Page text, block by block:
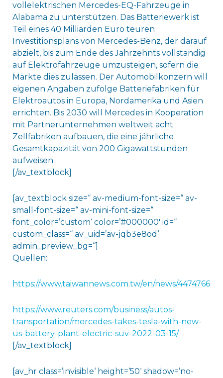
vollelektrischen Mercedes-EQ-Fahrzeuge in
Alabama zu unterstützen. Das Batteriewerk ist
Teil eines 40 Milliarden Euro teuren
Investitionsplans von Mercedes-Benz, der darauf
abzielt, bis zum Ende des Jahrzehnts vollständig
auf Elektrofahrzeuge umzusteigen, sofern die
Märkte dies zulassen. Der Automobilkonzern will
eigenen Angaben zufolge Batteriefabriken für
Elektroautos in Europa, Nordamerika und Asien
errichten. Bis 2030 will Mercedes in Kooperation
mit Partnerunternehmen weltweit acht
Zellfabriken aufbauen, die eine jährliche
Gesamtkapazität von 200 Gigawattstunden
aufweisen.
[/av_textblock]
[av_textblock size=“ av-medium-font-size=“ av-
small-font-size=“ av-mini-font-size=“
font_color=’custom‘ color=’#000000′ id=“
custom_class=“ av_uid=’av-jqb3e8od‘
admin_preview_bg=“]
Quellen:
https://www.taiwannews.com.tw/en/news/4474766
https://www.reuters.com/business/autos-
transportation/mercedes-takes-tesla-with-new-
us-battery-plant-electric-suv-2022-03-15/
[/av_textblock]
[av_hr class=’invisible‘ height=’50‘ shadow=’no-